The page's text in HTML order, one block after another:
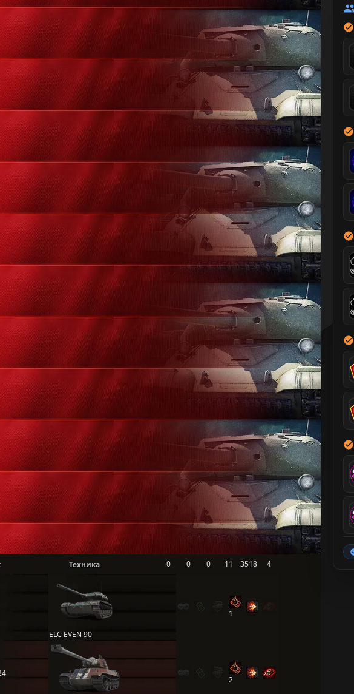
Техника 0 0 0 11 3518 4
ELC EVEN 90
1
2